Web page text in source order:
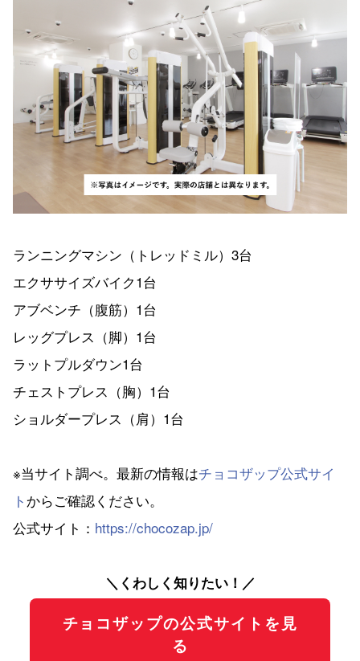
ランニングマシン（トレッドミル）3台
エクササイズバイク1台
アブベンチ（腹筋）1台
レッグプレス（脚）1台
ラットプルダウン1台
チェストプレス（胸）1台
ショルダープレス（肩）1台
※当サイト調べ。最新の情報はチョコザップ公式サイ
ト からご確認ください。
公式サイト： https://chocozap.jp/
＼くわしく知りたい！／
チョコザップの公式サイトを見
る